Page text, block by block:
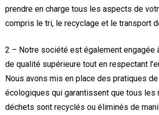
prendre en charge tous les aspects de
compris le tri, le recyclage et le transport
2 – Notre société est également engagée
de qualité supérieure tout en respectant
Nous avons mis en place des pratiques
écologiques qui garantissent que tous les
déchets sont recyclés ou éliminés de